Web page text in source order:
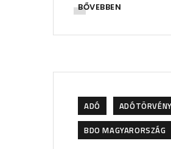
BŐVEBBEN
ADÓ
BDO MAGYARORSZÁG